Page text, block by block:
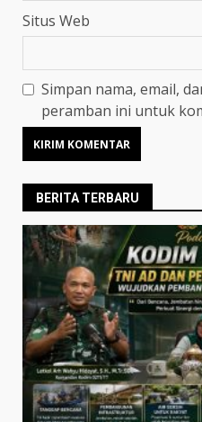
Situs Web
Simpan nama, email,
peramban ini untuk
BERITA TERBARU